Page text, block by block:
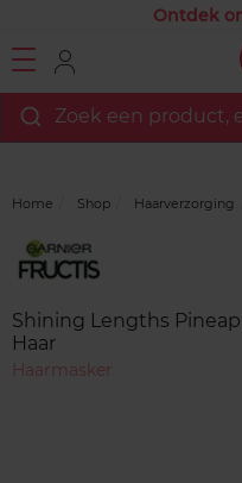
Ontdek
Zoek een product,
Home Shop Haarverzorging
Merk
Shining Lengths
Haar
Haarmasker